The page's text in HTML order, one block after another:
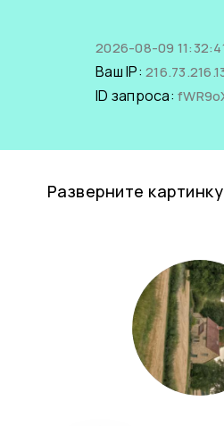
2026-08-09
Ваш IP:
ID запроса:
Разверните